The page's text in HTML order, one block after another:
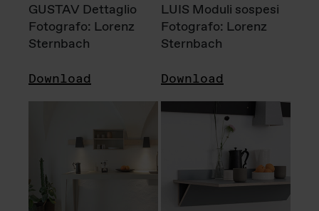
GUSTAV Dettaglio
Fotografo: Lorenz
Sternbach
Download
LUIS Moduli sospesi
Fotografo: Lorenz
Sternbach
Download